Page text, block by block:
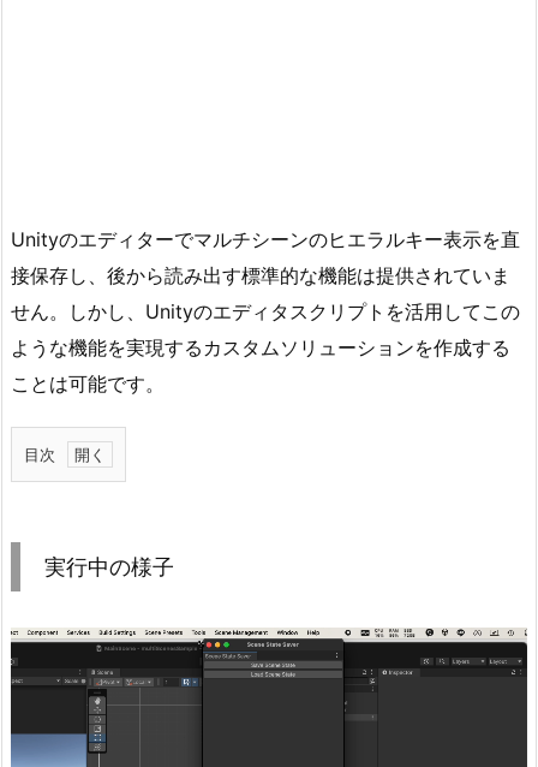
Unityのエディターでマルチシーンのヒエラルキー表示を直
接保存し、後から読み出す標準的な機能は提供されていま
せん。しかし、Unityのエディタスクリプトを活用してこの
ような機能を実現するカスタムソリューションを作成する
ことは可能です。
目次
1.
中
様
子
1.
実行中の様子